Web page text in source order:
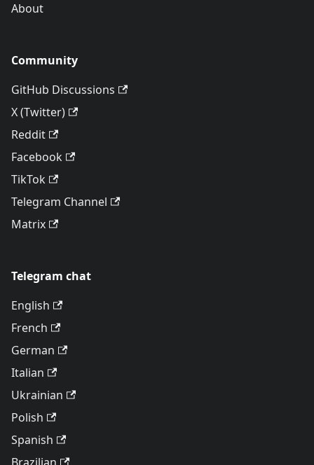
About
Community
GitHub Discussions
X (Twitter)
Reddit
Facebook
TikTok
Telegram Channel
Matrix
Telegram chat
English
French
German
Italian
Ukrainian
Polish
Spanish